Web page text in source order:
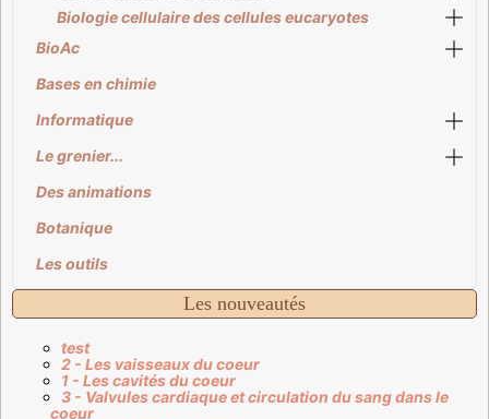
Biologie cellulaire des cellules eucaryotes
BioAc
Bases en chimie
Informatique
Le grenier...
Des animations
Botanique
Les outils
Les nouveautés
test
2 - Les vaisseaux du coeur
1 - Les cavités du coeur
3 - Valvules cardiaque et circulation du sang dans le
coeur